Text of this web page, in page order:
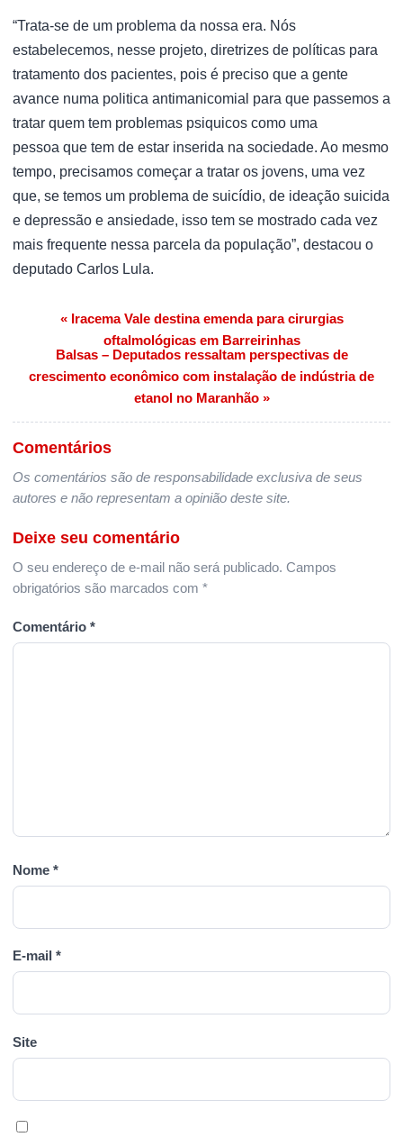
“Trata-se de um problema da nossa era. Nós
estabelecemos, nesse projeto, diretrizes de políticas para
tratamento dos pacientes, pois é preciso que a gente
avance numa politica antimanicomial para que passemos a
tratar quem tem problemas psiquicos como uma
pessoa que tem de estar inserida na sociedade. Ao mesmo
tempo, precisamos começar a tratar os jovens, uma vez
que, se temos um problema de suicídio, de ideação suicida
e depressão e ansiedade, isso tem se mostrado cada vez
mais frequente nessa parcela da população”, destacou o
deputado Carlos Lula.
Navegação de Post
« Iracema Vale destina emenda para cirurgias
oftalmológicas em Barreirinhas
Balsas – Deputados ressaltam perspectivas de
crescimento econômico com instalação de indústria de
etanol no Maranhão »
Comentários
Os comentários são de responsabilidade exclusiva de seus
autores e não representam a opinião deste site.
Deixe seu comentário
O seu endereço de e-mail não será publicado. Campos
obrigatórios são marcados com *
Comentário *
Nome *
E-mail *
Site